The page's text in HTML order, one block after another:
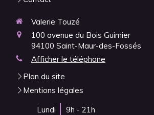
Valerie Touzé
100 avenue du Bois Guimier
94100 Saint-Maur-des-Fossés
Afficher le téléphone
Plan du site
Mentions légales
Lundi
9h - 21h